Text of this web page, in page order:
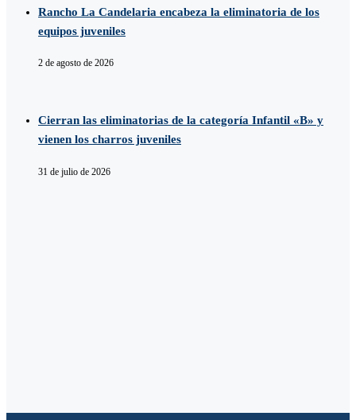
Rancho La Candelaria encabeza la eliminatoria de los
equipos juveniles
2 de agosto de 2026
Cierran las eliminatorias de la categoría Infantil «B» y
vienen los charros juveniles
31 de julio de 2026